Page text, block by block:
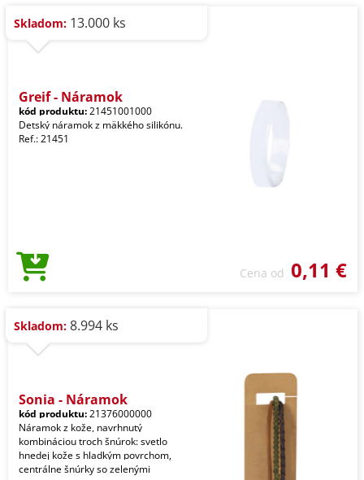
Skladom: 13.000 ks
Greif - Náramok
kód produktu:21451001000
Detský náramok z mäkkého silikónu.
Ref.: 21451
Cena od 0,11 €
Skladom: 8.994 ks
Sonja - Náramok
kód produktu:21376000000
Náramok z kože, navrhnutý
kombináciou troch šnúrok: svetlo
hnedej kože s hladkým povrchom,
centrálne šnúrky so zelenými